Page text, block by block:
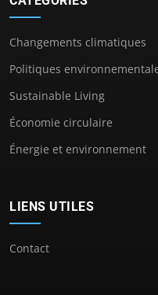
Changements climatiques
Politiques
Sustainable Living
Économie circulaire
Énergie et environnement
LIENS UTILES
Contact